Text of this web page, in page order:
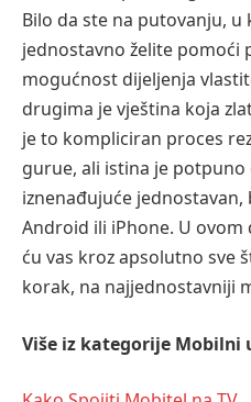
Bilo da ste na putovanju,
jednostavno želite pomoći
mogućnost dijeljenja
drugima je vještina koja
je to kompliciran proces
gurue, ali istina je
iznenađujuće
Android ili iPhone. U
ću vas kroz apsolutno sve
korak, na najjednostavniji
Više iz kategorije Mobilni